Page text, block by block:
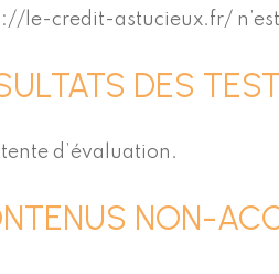
le-credit-astucieux.fr/
DES
d’évaluation.
NON-